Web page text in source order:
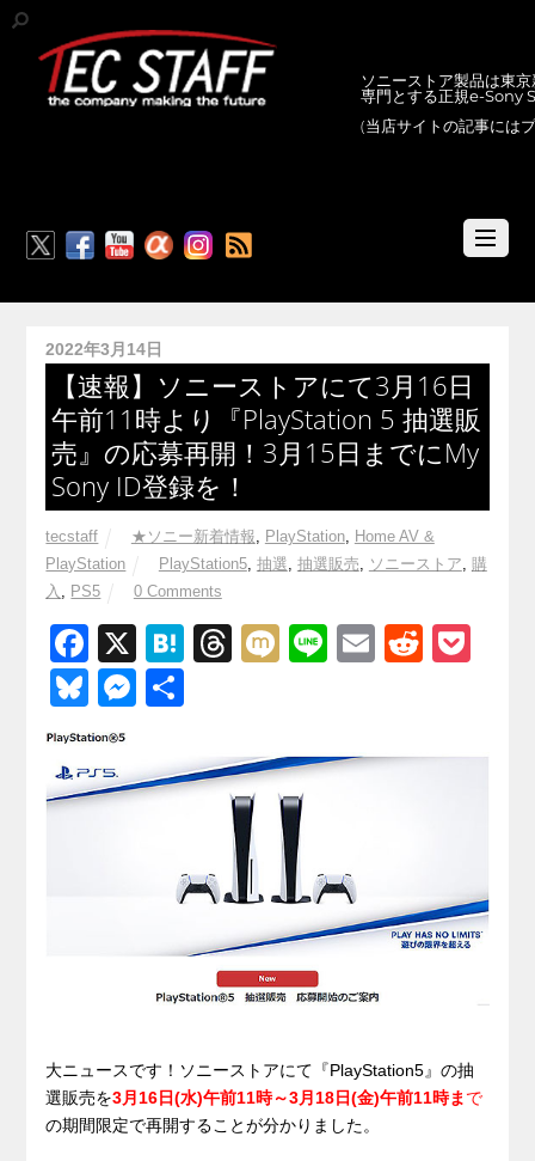
ソニーストア製品は東
専門とする正規e-Sony
(当店サイトの記事には
2022年3月14日
【速報】ソニーストアにて3月16日
午前11時より『PlayStation 5 抽選販
売』の応募再開！3月15日までにMy
Sony ID登録を！
tecstaff ★ソニー新着情報, PlayStation, Home AV &
PlayStation
PlayStation5, 抽選, 抽選販売, ソニーストア, 購
入 , PS5 0 Comments
F
a
c
e
b
X
H
n
a
T
a
d
s
M
Li
E
R
di et
Bl
u
e
sk
M
ss
e
大ニュースです！ソニーストアにて『PlayStation5』の抽
選販売を3月16日(水)午前11時～3月18日(金)午前11時ま で
の期間限定で再開することが分かりました。